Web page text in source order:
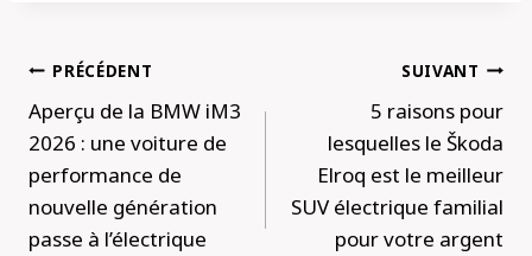
Navigation
de
l’article
PRÉCÉDENT
Aperçu de la BMW iM3
2026 : une voiture de
performance de
nouvelle génération
passe à l’électrique
SUIVANT
5 raisons pour
lesquelles le Škoda
Elroq est le meilleur
SUV électrique familial
pour votre argent